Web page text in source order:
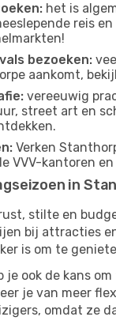
het is
reis
bezoeken:
aankomt,
vereeuwig
street art en
Verken
VVV-kantoren
in
stilte en
bij attracties
is om te
je ook de kans
je van meer
omdat ze